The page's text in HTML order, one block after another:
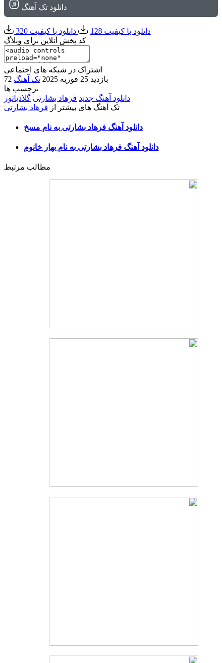
دانلود تک آهنگ
دانلود با کیفیت 128
دانلود با کیفیت 320
کد پخش آنلاین برای وبلاگ
اشتراک در شبکه های اجتماعی
72 بازدید 25 فوریه 2025
تک آهنگ
برچسب ها
دانلود آهنگ جدید فرهاد بشارتی گلادیاتور
تک آهنگ های بیشتر از فرهاد بشارتی
دانلود آهنگ فرهاد بشارتی به نام مسخ
دانلود آهنگ فرهاد بشارتی به نام بهار خانوم
مطالب مرتبط